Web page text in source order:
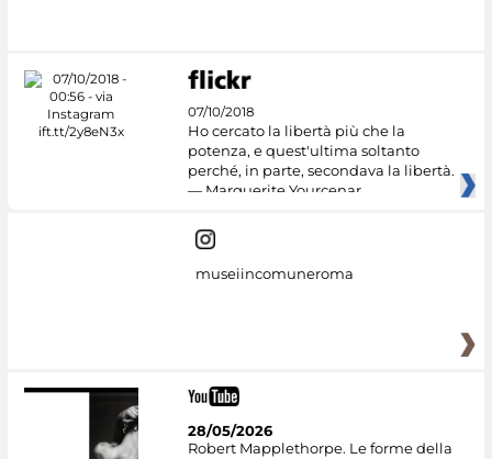
07/10/2018
Ho cercato la libertà più che la
potenza, e quest'ultima soltanto
perché, in parte, secondava la libertà.
— Marguerite Yourcenar
museiincomuneroma
28/05/2026
Robert Mapplethorpe. Le forme della